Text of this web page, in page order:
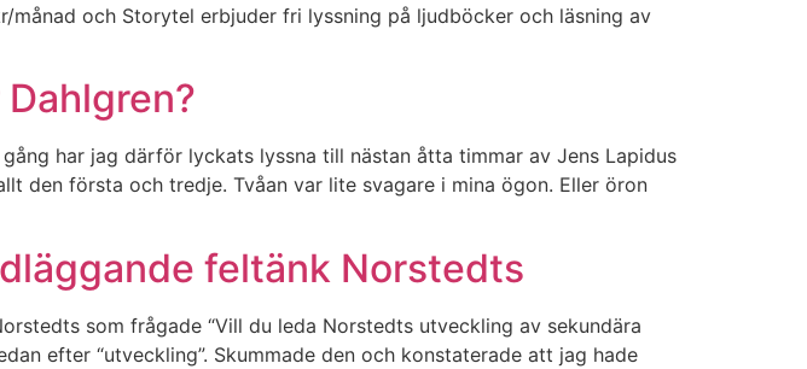
och Storytel erbjuder fri lyssning på ljudböcker och läsning av
har jag därför lyckats lyssna till nästan åtta timmar av Jens Lapidus
den första och tredje. Tvåan var lite svagare i mina ögon. Eller öron
feltänk Norstedts
som frågade “Vill du leda Norstedts utveckling av sekundära
efter “utveckling”. Skummade den och konstaterade att jag hade